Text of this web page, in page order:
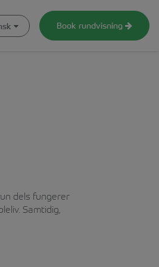
Book rundvisning
dels fungerer
Samtidig,